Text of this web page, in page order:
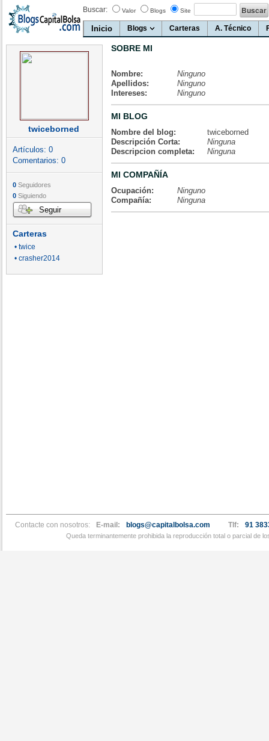
Buscar: Valor Blogs Site
Inicio Blogs Carteras A. Técnico
twiceborned
Artículos: 0
Comentarios: 0
0 Seguidores
0 Siguiendo
Seguir
Carteras
• twice
• crasher2014
SOBRE MI
Nombre:
Ninguno
Apellidos:
Ninguno
Intereses:
Ninguno
MI BLOG
Nombre del blog:
twiceborned
Descripción Corta:
Ninguna
Descripcion completa:
Ninguna
MI COMPAÑÍA
Ocupación:
Ninguno
Compañía:
Ninguna
Contacte con nosotros: E-mail: blogs@capitalbolsa.com Tlf: 91
Queda terminantemente prohibida la reproducción total o parcial de